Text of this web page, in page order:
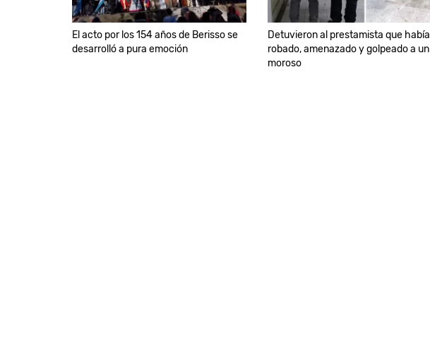
El acto por los 154 años de Berisso se
desarrolló a pura emoción
Detuvieron al prestamista que había
robado, amenazado y golpeado a un
moroso